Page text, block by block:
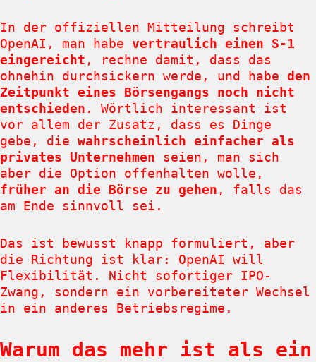
In der offiziellen Mitteilung schreibt
OpenAI, man habe vertraulich einen S-1
eingereicht , rechne damit, dass das
ohnehin durchsickern werde, und habe den
Zeitpunkt eines Börsengangs noch nicht
entschieden . Wörtlich interessant ist
vor allem der Zusatz, dass es Dinge
gebe, die wahrscheinlich einfacher als
privates Unternehmen seien, man sich
aber die Option offenhalten wolle,
früher an die Börse zu gehen , falls das
am Ende sinnvoll sei.
Das ist bewusst knapp formuliert, aber
die Richtung ist klar: OpenAI will
Flexibilität. Nicht sofortiger IPO-
Zwang, sondern ein vorbereiteter Wechsel
in ein anderes Betriebsregime.
Warum das mehr ist als ein